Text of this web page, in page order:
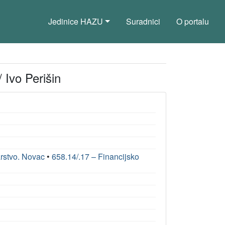
Jedinice HAZU Suradnici O portalu
Ivo Perišin
Novac •658.14/.17 – Financijsko